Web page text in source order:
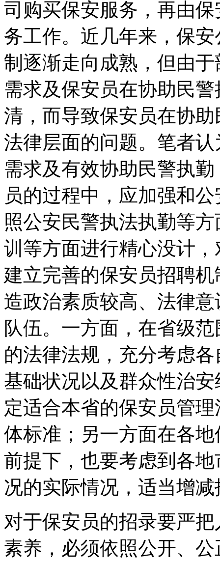
司购买保安服务，再由
务工作。近几年来，保
制逐渐走向成熟，但由
需求及保安员在协助民
清，而导致保安员在协
法律层面的问题。笔者
需求及有效协助民警执
员的过程中，应加强和
照公安民警执法执勤等
训等方面进行精心没计
建立完善的保安员招聘
造政治素质较高、法律
队伍。一方面，在省级
的法律法规，充分考虑
基础状况以及群众性治
定适合本省的保安员管
体标准；另一方面在各
前提下，也要考虑到各
况的实际情况，适当增
对于保安员的招录要严
素养，必须依照公开、